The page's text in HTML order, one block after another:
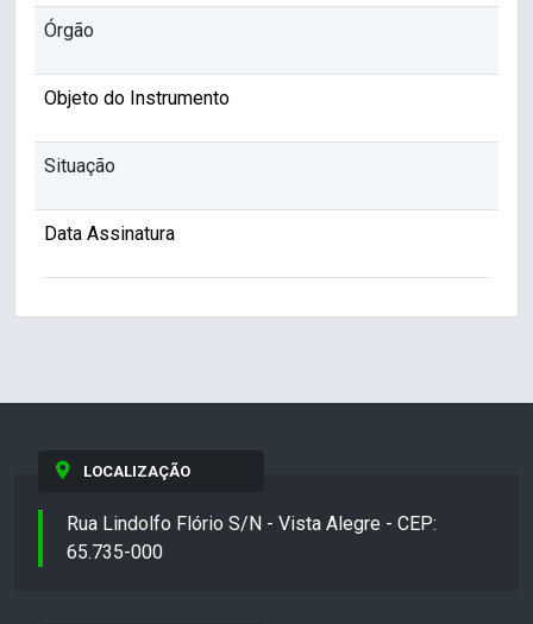
Órgão
Objeto do Instrumento
Situação
Data Assinatura
LOCALIZAÇÃO
Rua Lindolfo Flório S/N - Vista Alegre - CEP:
65.735-000